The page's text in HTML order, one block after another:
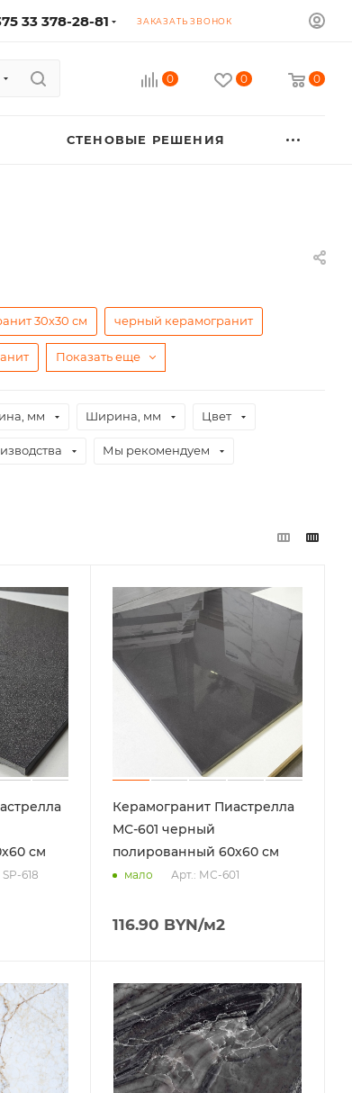
33 378-28-81 ЗАКАЗАТЬ ЗВОНОК
0 0 0
СТЕНОВЫЕ РЕШЕНИЯ
30х30 см черный керамогранит
Показать еще
мм Ширина, мм Цвет
Мы рекомендуем
см
618
Керамогранит Пиастрелла
МС-601 черный
полированный 60х60 см
мало Арт.: МС-601
116.90 BYN/м2